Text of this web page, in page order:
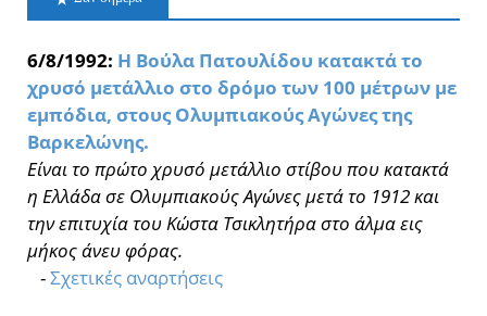
6/8/1992: Η Βούλα Πατουλίδου κατακτά το
χρυσό μετάλλιο στο δρόμο των 100 μέτρων με
εμπόδια, στους Ολυμπιακούς Αγώνες της
Βαρκελώνης.
Είναι το πρώτο χρυσό μετάλλιο στίβου που κατακτά
η Ελλάδα σε Ολυμπιακούς Αγώνες μετά το 1912 και
την επιτυχία του Κώστα Τσικλητήρα στο άλμα εις
μήκος άνευ φόρας.
-Σχετικές αναρτήσεις